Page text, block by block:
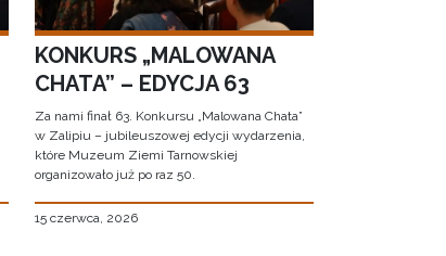
KONKURS „MALOWANA
CHATA” – EDYCJA 63
Za nami finał 63. Konkursu „Malowana Chata”
w Zalipiu – jubileuszowej edycji wydarzenia,
które Muzeum Ziemi Tarnowskiej
organizowało już po raz 50.
15 czerwca, 2026